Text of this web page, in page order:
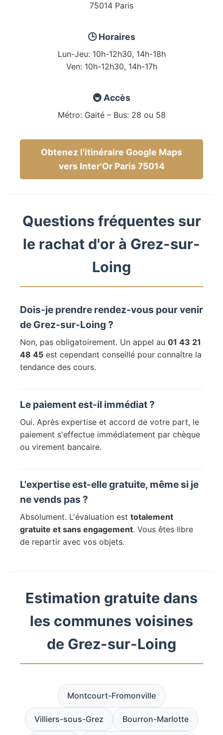
75014 Paris
🕒 Horaires
Lun-Jeu: 10h-12h30, 14h-18h
Ven: 10h-12h30, 14h-17h
🚇 Accès
Métro: Gaité – Bus: 28 ou 58
Obtenez l'itinéraire Google Maps
vers Inter'Or Paris 75014
Questions fréquentes sur
le rachat d'or à Grez-sur-
Loing
Dois-je prendre rendez-vous pour venir
de Grez-sur-Loing ?
Non, pas obligatoirement. Un appel au 01 43 21
48 45 est cependant conseillé pour connaître la
tendance des cours.
Le paiement est-il immédiat ?
Oui. Après expertise et accord de votre part, le
paiement s'effectue immédiatement par chèque
ou virement bancaire.
L'expertise est-elle gratuite, même si je
ne vends pas ?
Absolument. L'évaluation est totalement
gratuite et sans engagement. Vous êtes libre
de repartir avec vos objets.
Estimation gratuite dans
les communes voisines
de Grez-sur-Loing
Montcourt-Fromonville
Villiers-sous-Grez Bourron-Marlotte